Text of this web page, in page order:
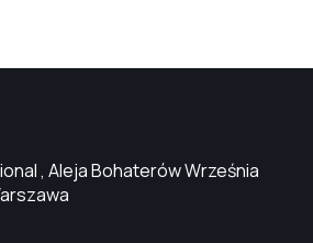
, Aleja Bohaterów Września